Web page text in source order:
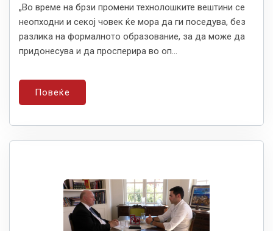
„Во време на брзи промени технолошките вештини се
неопходни и секој човек ќе мора да ги поседува, без
разлика на формалното образование, за да може да
придонесува и да просперира во оп...
Повеќе